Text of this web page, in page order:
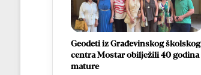
Geodeti iz Građevinskog školskog
centra Mostar obilježili 40 godina
mature